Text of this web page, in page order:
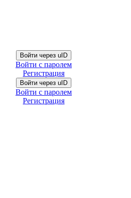
Войти через uID
Войти с паролем
Регистрация
Войти через uID
Войти с паролем
Регистрация